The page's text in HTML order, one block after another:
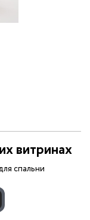
витринах
спальни